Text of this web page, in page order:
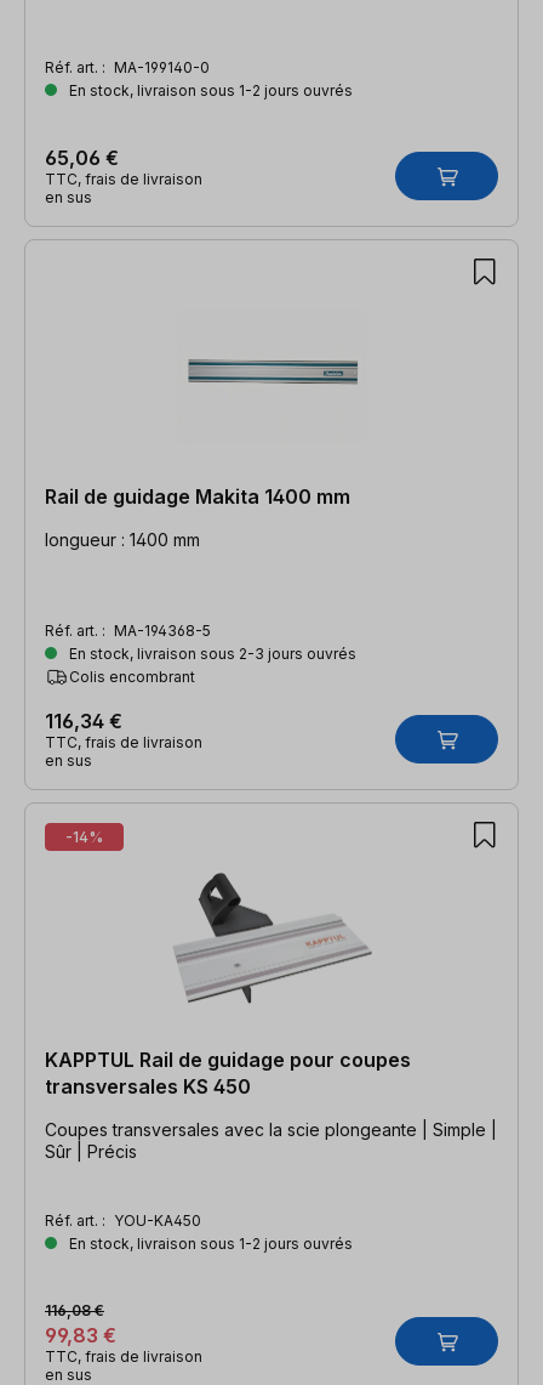
Réf. art. : MA-199140-0
En stock, livraison sous 1-2 jours ouvrés
65,06 €
TTC, frais de livraison
en sus
Rail de guidage Makita 1400 mm
longueur : 1400 mm
Réf. art. : MA-194368-5
En stock, livraison sous 2-3 jours ouvrés
Colis encombrant
116,34 €
TTC, frais de livraison
en sus
-14%
KAPPTUL Rail de guidage pour coupes
transversales KS 450
Coupes transversales avec la scie plongeante | Simple |
Sûr | Précis
Réf. art. : YOU-KA450
En stock, livraison sous 1-2 jours ouvrés
99,83 €
116,08 €
TTC, frais de livraison
en sus